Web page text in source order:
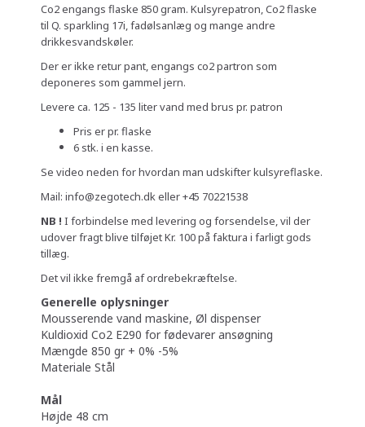
Co2 engangs flaske 850 gram. Kulsyrepatron, Co2 flaske
til Q. sparkling 17i, fadølsanlæg og mange andre
drikkesvandskøler.
Der er ikke retur pant, engangs co2 partron som
deponeres som gammel jern.
Levere ca. 125 - 135 liter vand med brus pr. patron
Pris er pr. flaske
6 stk. i en kasse.
Se video neden for hvordan man udskifter kulsyreflaske.
Mail: info@zegotech.dk eller +45 70221538
NB ! I forbindelse med levering og forsendelse, vil der
udover fragt blive tilføjet Kr. 100 på faktura i farligt gods
tillæg.
Det vil ikke fremgå af ordrebekræftelse.
Generelle oplysninger
Mousserende vand maskine, Øl dispenser
Kuldioxid Co2 E290 for fødevarer ansøgning
Mængde 850 gr + 0% -5%
Materiale Stål
Mål
Højde 48 cm